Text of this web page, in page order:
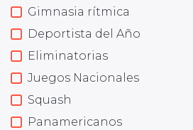
Gimnasia rítmica
Deportista del Año
Eliminatorias
Juegos Nacionales
Squash
Panamericanos